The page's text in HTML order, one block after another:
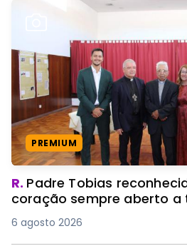
PREMIUM
R. Padre Tobias
coração sempre aberto a
6 agosto 2026